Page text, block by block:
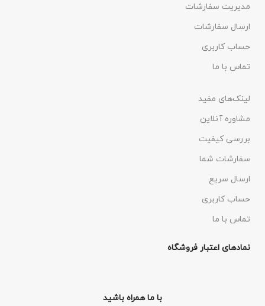
مدیریت سفارشات
ارسال سفارشات
حساب کاربری
تماس با ما
لینک‌های مفید
مشاوره آنلاین
بررسی کیفیت
سفارشات شما
ارسال سریع
حساب کاربری
تماس با ما
نمادهای اعتبار فروشگاه
با ما همراه باشید